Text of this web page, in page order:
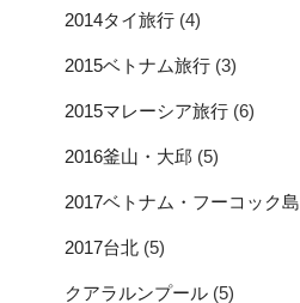
2014タイ旅行 (4)
2015ベトナム旅行 (3)
2015マレーシア旅行 (6)
2016釜山・大邱 (5)
2017ベトナム・フーコック島
2017台北 (5)
クアラルンプール (5)